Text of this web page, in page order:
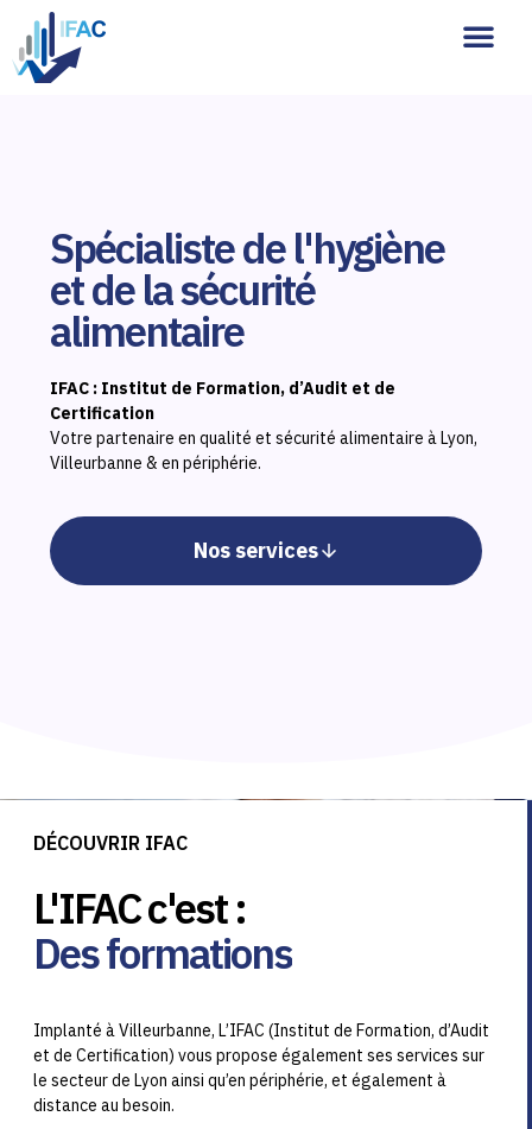
Spécialiste de l'hygiène
et de la sécurité
alimentaire
IFAC : Institut de Formation, d’Audit et de
Certification
Votre partenaire en qualité et sécurité alimentaire à Lyon,
Villeurbanne & en périphérie.
Nos services
DÉCOUVRIR IFAC
L'IFAC c'est :
Des formations
Implanté à Villeurbanne, L’IFAC (Institut de Formation, d’Audit
et de Certification) vous propose également ses services sur
le secteur de Lyon ainsi qu’en périphérie, et également à
distance au besoin.